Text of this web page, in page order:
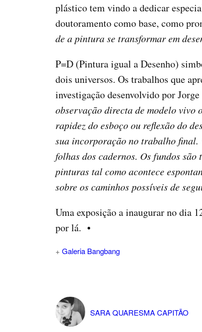
plástico tem vindo a dedicar
doutoramento como base, como
de a pintura se transformar em
P=D (Pintura igual a Desenho)
dois universos. Os trabalhos que
investigação desenvolvido por
observação directa de modelo vivo
rapidez do esboço ou reflexão do
sua incorporação no trabalho final.
folhas dos cadernos. Os fundos
pinturas tal como acontece
sobre os caminhos possíveis de
Uma exposição a inaugurar no dia
por lá. •
+ Galeria Bangbang
SARA QUARESMA CAPITÃO